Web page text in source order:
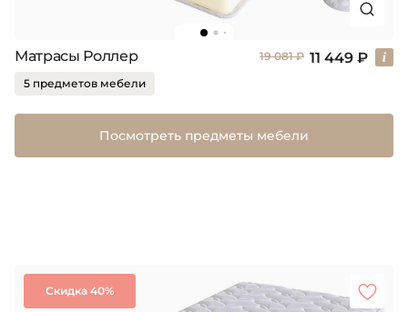
Матрасы Роллер 19 081 ₽ 11 449 ₽
5 предметов мебели
Посмотреть предметы мебели
Скидка 40%